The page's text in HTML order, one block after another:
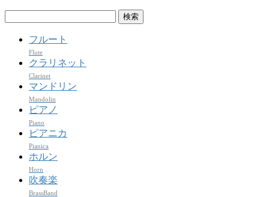
フルート
Flute
クラリネット
Clarinet
マンドリン
Mandolin
ピアノ
Piano
ピアニカ
Pianica
ホルン
Horn
吹奏楽
BrassBand